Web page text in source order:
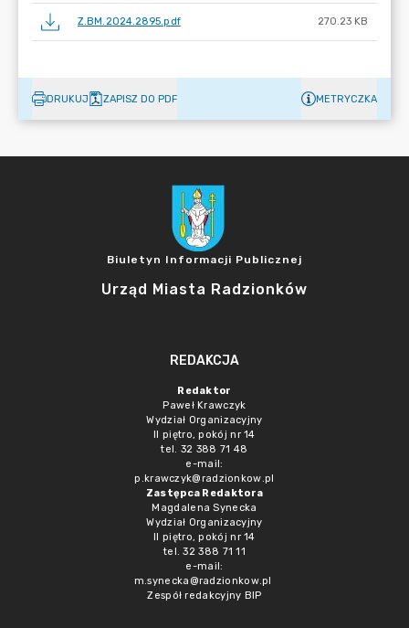
Z.BM.2024.2895.pdf 270.23 KB
DRUKUJ ZAPISZ DO PDF METRYCZKA
Biuletyn Informacji Publicznej
Urząd Miasta Radzionków
REDAKCJA
Redaktor
Paweł Krawczyk
Wydział Organizacyjny
II piętro, pokój nr 14
tel. 32 388 71 48
e-mail:
p.krawczyk@radzionkow.pl
Zastępca Redaktora
Magdalena Synecka
Wydział Organizacyjny
II piętro, pokój nr 14
tel. 32 388 71 11
e-mail:
m.synecka@radzionkow.pl
Zespół redakcyjny BIP